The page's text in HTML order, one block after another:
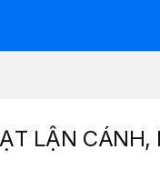
LẬN CÁNH,